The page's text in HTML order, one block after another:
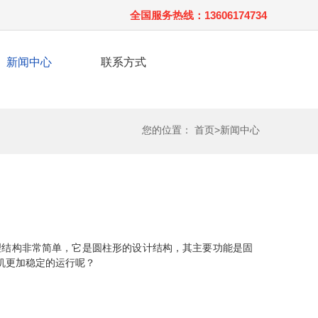
全国服务热线：13606174734
新闻中心 联系方式
您的位置： 首页>新闻中心
构非常简单，它是圆柱形的设计结构，其主要功能是固
更加稳定的运行呢？